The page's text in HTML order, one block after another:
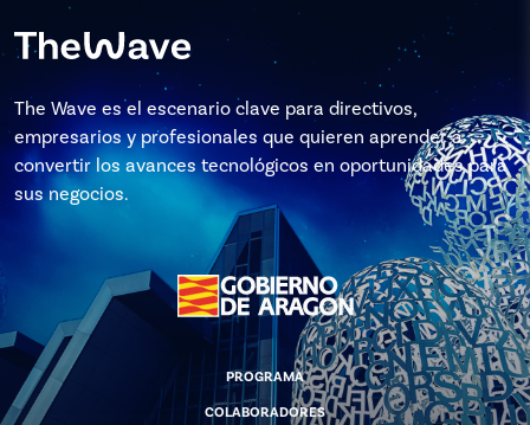
The Wave es el escenario clave para directivos,
empresarios y profesionales que quieren aprender a
convertir los avances tecnológicos en oportunidades para
sus negocios.
PROGRAMA
COLABORADORES